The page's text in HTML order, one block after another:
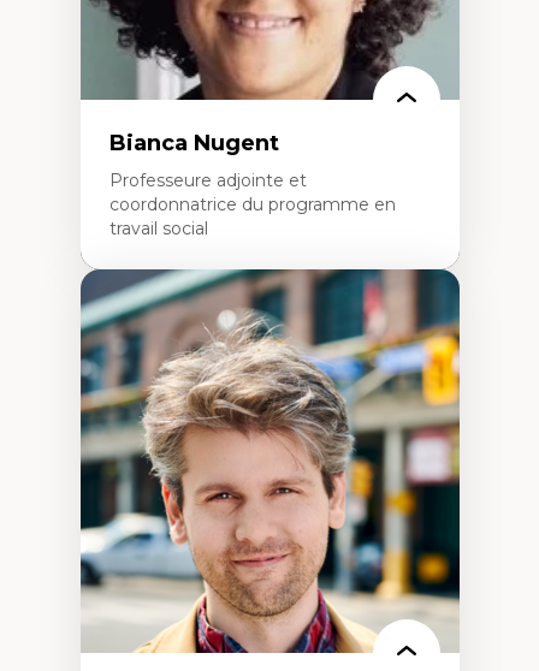
Bianca Nugent
Professeure adjointe et
coordonnatrice du programme en
travail social
Expertises
Travail social, action et justice sociale
Fondements de l’intervention et des
nouvelles pratiques en travail social et en
éducation inclusive
Minorités linguistiques, offre active et
francophonie plurielle en contexte
linguistique minoritaire
Études critiques sur le handicap, la
neurodiversité, l'agentivité et les injustices
épistémiques
Intersectionnalité et réalités 2SLGBTQ+
Méthodes d’interventions et approches
antiraciste, décoloniale, anti-oppressive
Approche interculturelle critique
Pair-aidance, proche aidance, famille
choisie et soutien mutuel
Intervention de groupe, communautaire,